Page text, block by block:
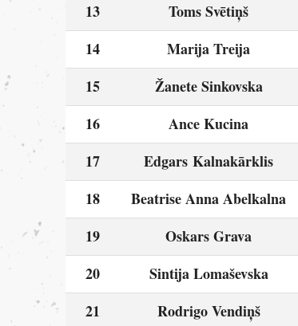
13
Toms Svētiņš
14
Marija Treija
15
Žanete Sinkovska
16
Ance Kucina
17
Edgars Kalnakārklis
18
Beatrise Anna Abelkalna
19
Oskars Grava
20
Sintija Lomaševska
21
Rodrigo Vendiņš